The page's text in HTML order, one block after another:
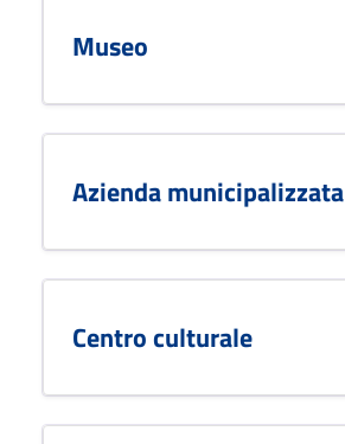
Museo
Azienda municipalizzata
Centro culturale